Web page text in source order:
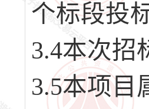
个标段投
3.4本次招
3.5本项目